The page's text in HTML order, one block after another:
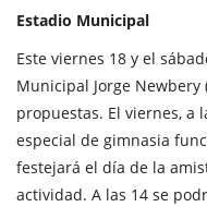
Estadio Municipal
Este viernes 18 y el
Municipal Jorge Newbery
propuestas. El viernes, a
especial de gimnasia
festejará el día de la
actividad. A las 14 se